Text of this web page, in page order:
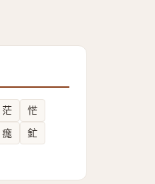
茫
恾
痝 釯